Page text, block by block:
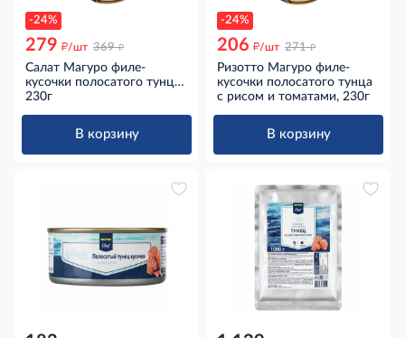
-24%
279 д/шт 369 д
Салат Магуро филе-
кусочки полосатого тунца
с овощами в натуральной
230г
В корзину
-24%
206 д/шт 271 д
Ризотто Магуро филе-
кусочки полосатого тунца
с рисом и томатами, 230г
В корзину